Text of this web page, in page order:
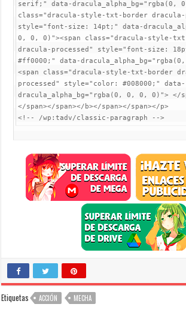
serif;" data-dracula_alpha_bg="rgba(0,
class="dracula-style-txt-border dracula-
style="font-size: 14pt;" data-
0, 0, 0)"><span class="dracula-style-
dracula-processed" style="font-size:
#ff0000;" data-
<span class="dracula-style-txt-border
processed" style="color: #008000;" data-
dracula_alpha_bg="rgba(0, 0, 0, 0)"> </
</span></span></b></span></span></p>
<!-- /wp:tadv/classic-paragraph -->
Etiquetas ACCIÓN MECHA